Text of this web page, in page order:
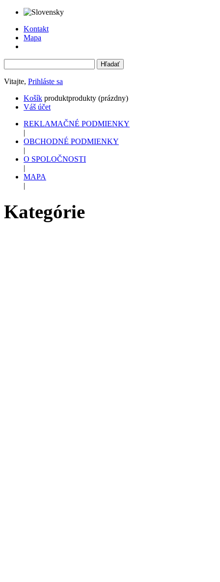
Kontakt
Mapa
Vitajte, Prihláste sa
Košík produktprodukty (prázdny)
Váš účet
REKLAMAČNÉ PODMIENKY
|
OBCHODNÉ PODMIENKY
|
O SPOLOČNOSTI
|
MAPA
|
Kategórie